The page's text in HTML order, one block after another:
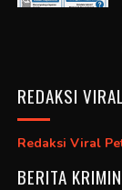
REDAKSI
Redaksi Viral
BERITA